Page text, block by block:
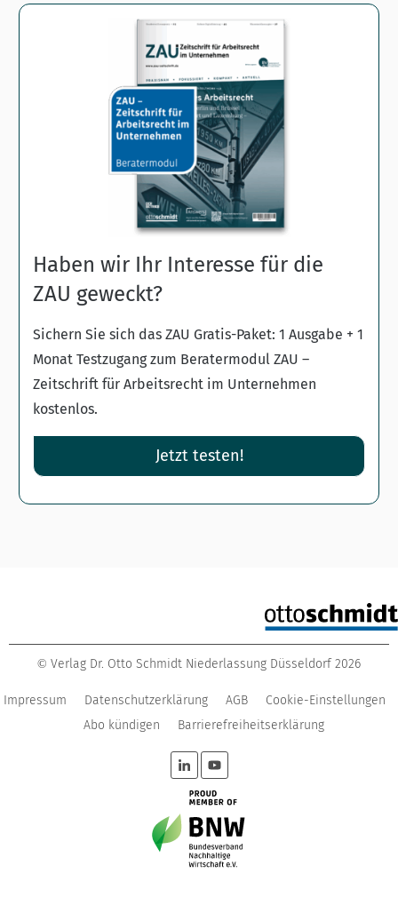
Haben wir Ihr Interesse für die
ZAU geweckt?
Sichern Sie sich das ZAU Gratis-Paket: 1 Ausgabe + 1
Monat Testzugang zum Beratermodul ZAU –
Zeitschrift für Arbeitsrecht im Unternehmen
kostenlos.
Jetzt testen!
© Verlag Dr. Otto Schmidt Niederlassung Düsseldorf 2026
Impressum Datenschutzerklärung AGB
Cookie-Einstellungen
Abo kündigen
Barrierefreiheitserklärung